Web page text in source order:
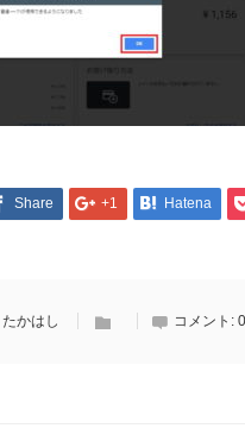
Share +1 Hatena
たかはし コメント: 0